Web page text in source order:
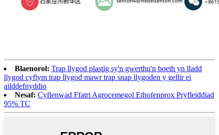
Blaenorol: Trap llygod plastig sy'n gwerthu'n boeth yn lladd
llygod cyflym trap llygod mawr trap snap llygoden y gellir ei
ailddefnyddio
Nesaf: Cyflenwad Ffatri Agrocemegol Ethofenprox Pryfleiddiad
95% TC